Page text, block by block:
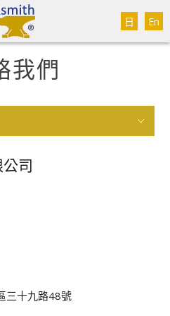
En
日
我們
司
三十九路48號